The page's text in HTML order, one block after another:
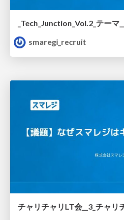
smaregi_recruit